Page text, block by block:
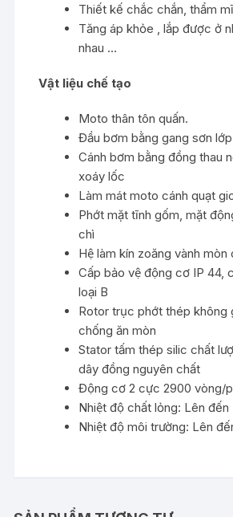
Thiết kế chắc chắn, thẩm
Tăng áp khỏe , lắp được ở
nhau …
Vật liệu chế tạo
Moto thân tôn quấn.
Đầu bơm bằng gang sơn
Cánh bơm bằng đồng thau
xoáy lốc
Làm mát moto cánh quạt
Phớt mặt tĩnh gốm, mặt
chì
Hệ làm kín zoăng vành mòn
Cấp bảo vệ động cơ IP 44,
loại B
Rotor trục phớt thép không
chống ăn mòn
Stator tấm thép silic chất
dây đồng nguyên chất
Động cơ 2 cực 2900 vòng/
Nhiệt độ chất lỏng: Lên đến
Nhiệt độ môi trường: Lên